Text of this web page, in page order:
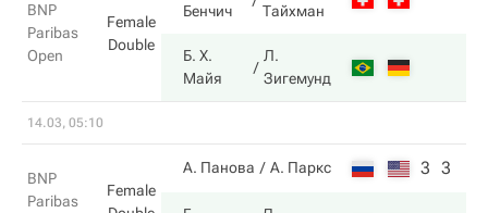
BNP
Paribas
Open
Female
Double
Бенчич
Тайхман
Б. Х.
Майя
Л.
Зигемунд
14.03, 05:10
BNP
Paribas
Female
А. Панова А. Паркс 3 3